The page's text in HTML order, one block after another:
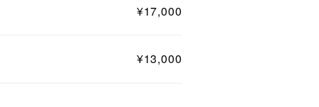
¥17,000
¥13,000